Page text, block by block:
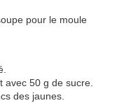
pour le moule
avec 50 g de sucre.
des jaunes.